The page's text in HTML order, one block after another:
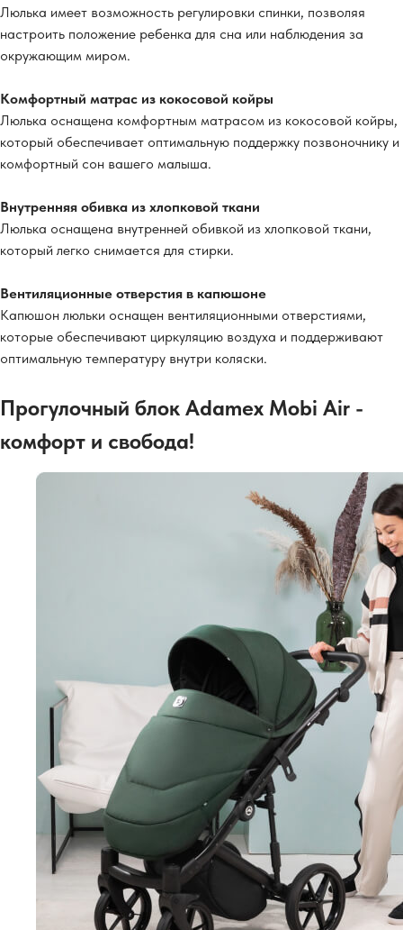
Люлька имеет возможность регулировки спинки, позволяя
настроить положение ребенка для сна или наблюдения за
окружающим миром.
Комфортный матрас из кокосовой койры
Люлька оснащена комфортным матрасом из кокосовой койры,
который обеспечивает оптимальную поддержку позвоночнику и
комфортный сон вашего малыша.
Внутренняя обивка из хлопковой ткани
Люлька оснащена внутренней обивкой из хлопковой ткани,
который легко снимается для стирки.
Вентиляционные отверстия в капюшоне
Капюшон люльки оснащен вентиляционными отверстиями,
которые обеспечивают циркуляцию воздуха и поддерживают
оптимальную температуру внутри коляски.
Прогулочный блок Adamex Mobi Air -
комфорт и свобода!